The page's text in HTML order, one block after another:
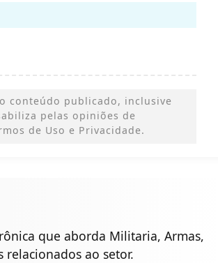
conteúdo publicado, inclusive
pelas opiniões de
de Uso e Privacidade.
que aborda Militaria, Armas,
relacionados ao setor.